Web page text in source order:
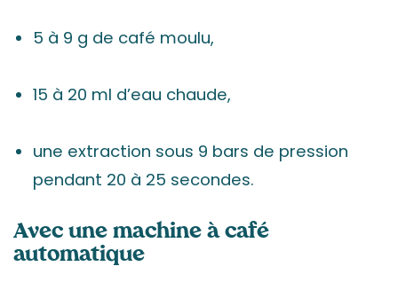
5 à 9 g de café moulu,
15 à 20 ml d’eau chaude,
une extraction sous 9 bars de pression
pendant 20 à 25 secondes.
Avec une machine à café
automatique